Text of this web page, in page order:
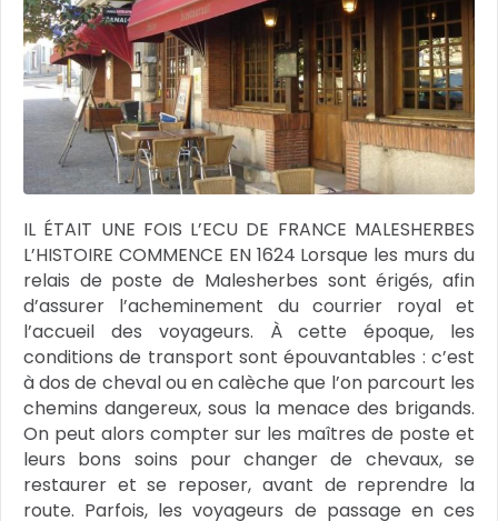
IL ÉTAIT UNE FOIS L’ECU DE FRANCE MALESHERBES
L’HISTOIRE COMMENCE EN 1624 Lorsque les murs du
relais de poste de Malesherbes sont érigés, afin
d’assurer l’acheminement du courrier royal et
l’accueil des voyageurs. À cette époque, les
conditions de transport sont épouvantables : c’est
à dos de cheval ou en calèche que l’on parcourt les
chemins dangereux, sous la menace des brigands.
On peut alors compter sur les maîtres de poste et
leurs bons soins pour changer de chevaux, se
restaurer et se reposer, avant de reprendre la
route. Parfois, les voyageurs de passage en ces